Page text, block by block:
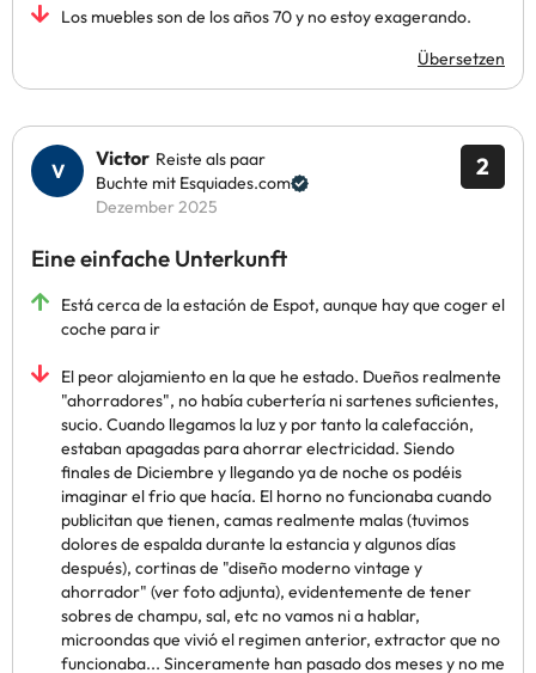
Los muebles son de los años 70 y no estoy exagerando.
Übersetzen
2
Victor Reiste als paar
Buchte mit Esquiades.com
Dezember 2025
Eine einfache Unterkunft
Está cerca de la estación de Espot, aunque hay que coger el
coche para ir
El peor alojamiento en la que he estado. Dueños realmente
"ahorradores", no había cubertería ni sartenes suficientes,
sucio. Cuando llegamos la luz y por tanto la calefacción,
estaban apagadas para ahorrar electricidad. Siendo
finales de Diciembre y llegando ya de noche os podéis
imaginar el frio que hacía. El horno no funcionaba cuando
publicitan que tienen, camas realmente malas (tuvimos
dolores de espalda durante la estancia y algunos días
después), cortinas de "diseño moderno vintage y
ahorrador" (ver foto adjunta), evidentemente de tener
sobres de champu, sal, etc no vamos ni a hablar,
microondas que vivió el regimen anterior, extractor que no
funcionaba... Sinceramente han pasado dos meses y no me